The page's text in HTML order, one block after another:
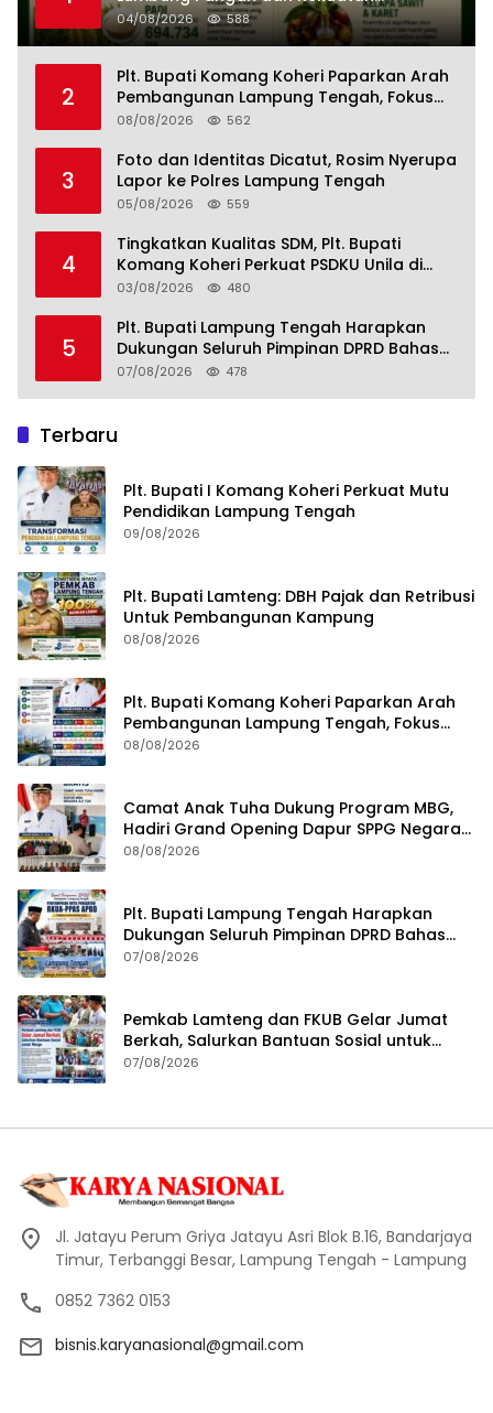
Perkebunan Lampung, Komang Koheri:
Kemandirian Pangan adalah Fondasi
04/08/2026 588
2
Plt. Bupati Komang Koheri Paparkan Arah
Pembangunan Lampung Tengah, Fokus
pada SDM, Ekonomi, Infrastruktur dan
08/08/2026 562
3
Foto dan Identitas Dicatut, Rosim Nyerupa
Lapor ke Polres Lampung Tengah
05/08/2026 559
4
Tingkatkan Kualitas SDM, Plt. Bupati
Komang Koheri Perkuat PSDKU Unila di
Lampung Tengah
03/08/2026 480
5
Plt. Bupati Lampung Tengah Harapkan
Dukungan Seluruh Pimpinan DPRD Bahas
RKUA-PPAS APBD Tahun 2027
07/08/2026 478
Terbaru
Plt. Bupati I Komang Koheri Perkuat Mutu
Pendidikan Lampung Tengah
09/08/2026
Plt. Bupati Lamteng: DBH Pajak dan Retribusi
Untuk Pembangunan Kampung
08/08/2026
Plt. Bupati Komang Koheri Paparkan Arah
Pembangunan Lampung Tengah, Fokus
pada SDM, Ekonomi, Infrastruktur dan
08/08/2026
Camat Anak Tuha Dukung Program MBG,
Hadiri Grand Opening Dapur SPPG Negara
Aji Tua Lampung Tengah
08/08/2026
Plt. Bupati Lampung Tengah Harapkan
Dukungan Seluruh Pimpinan DPRD Bahas
RKUA-PPAS APBD Tahun 2027
07/08/2026
Pemkab Lamteng dan FKUB Gelar Jumat
Berkah, Salurkan Bantuan Sosial untuk
Warga
07/08/2026
Jl. Jatayu Perum Griya Jatayu Asri Blok B.16, Bandarjaya
Timur, Terbanggi Besar, Lampung Tengah - Lampung
0852 7362 0153
bisnis.karyanasional@gmail.com